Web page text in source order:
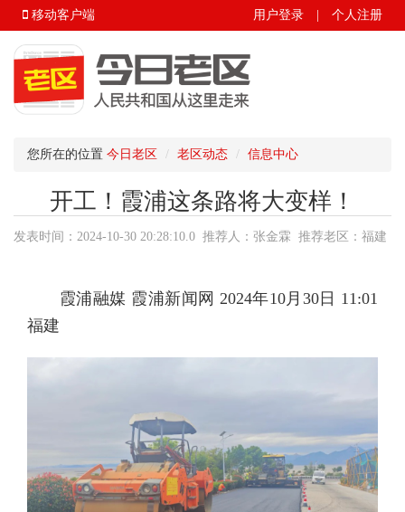
用户登录 个人注册
移动客户端
您所在的位置 今日老区 老区动态 信息中心
开工！霞浦这条路将大变样！
发表时间：2024-10-30 20:28:10.0 推荐人：张金霖 推荐老区：福建
霞浦融媒 霞浦新闻网 2024年10月30日 11:01
福建